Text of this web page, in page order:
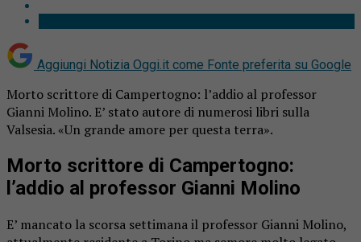
Aggiungi Notizia Oggi.it come Fonte preferita su Google
Morto scrittore di Campertogno: l’addio al professor
Gianni Molino. E’ stato autore di numerosi libri sulla
Valsesia. «Un grande amore per questa terra».
Morto scrittore di Campertogno:
l’addio al professor Gianni Molino
E’ mancato la scorsa settimana il professor Gianni Molino,